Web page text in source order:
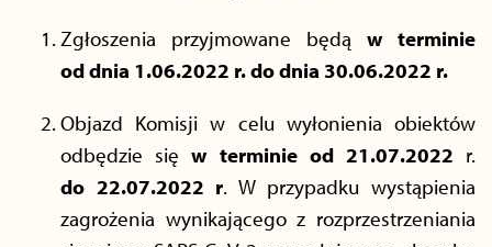
Zgłoszenia przyjmowane będą w terminie
od dnia 1.06.2022 r. do dnia 30.06.2022 r.
Objazd Komisji w celu wyłonienia obiektów
odbędzie sięw terminie od 21.07.2022 r.
do 22.07.2022 r. W przypadku wystąpienia
zagrożenia wynikającego z rozprzestrzeniania